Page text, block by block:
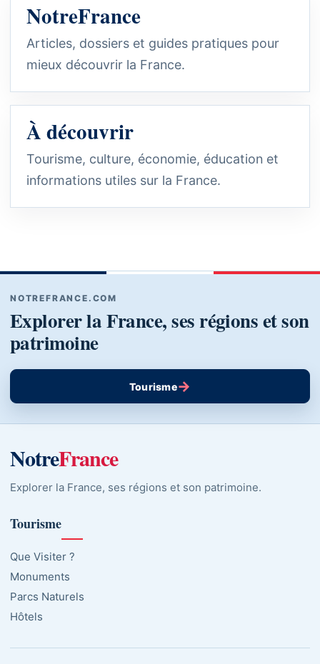
NotreFrance
Articles, dossiers et guides pratiques pour
mieux découvrir la France.
À découvrir
Tourisme, culture, économie, éducation et
informations utiles sur la France.
NOTREFRANCE.COM
Explorer la France, ses régions et son
patrimoine
Tourisme→
NotreFrance
Explorer la France, ses régions et son patrimoine.
Tourisme
Que Visiter ?
Monuments
Parcs Naturels
Hôtels